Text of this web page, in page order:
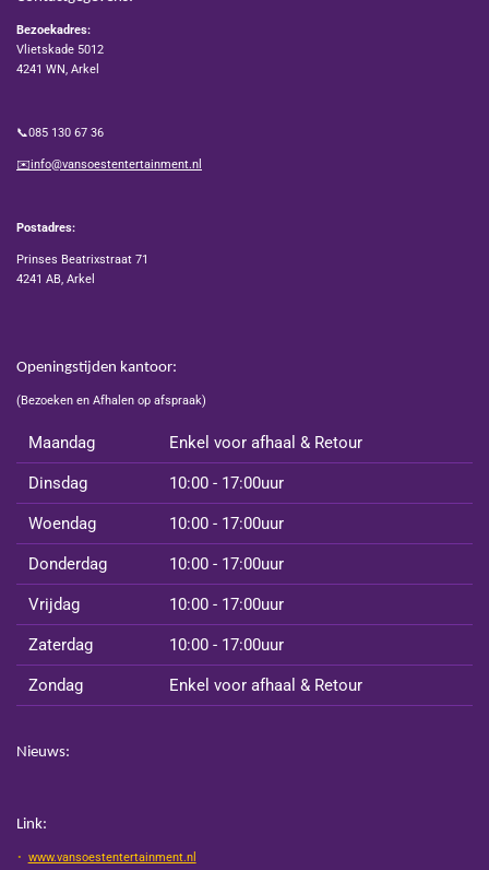
Bezoekadres:
Vlietskade 5012
4241 WN, Arkel
📞085 130 67 36
✉️info@vansoestentertainment.nl
Postadres:
Prinses Beatrixstraat 71
4241 AB, Arkel
Openingstijden kantoor:
(Bezoeken en Afhalen op afspraak)
Maandag Enkel voor afhaal & Retour
Dinsdag 10:00 - 17:00uur
Woendag 10:00 - 17:00uur
Donderdag 10:00 - 17:00uur
Vrijdag 10:00 - 17:00uur
Zaterdag 10:00 - 17:00uur
Zondag Enkel voor afhaal & Retour
Nieuws:
Link:
www.vansoestentertainment.nl